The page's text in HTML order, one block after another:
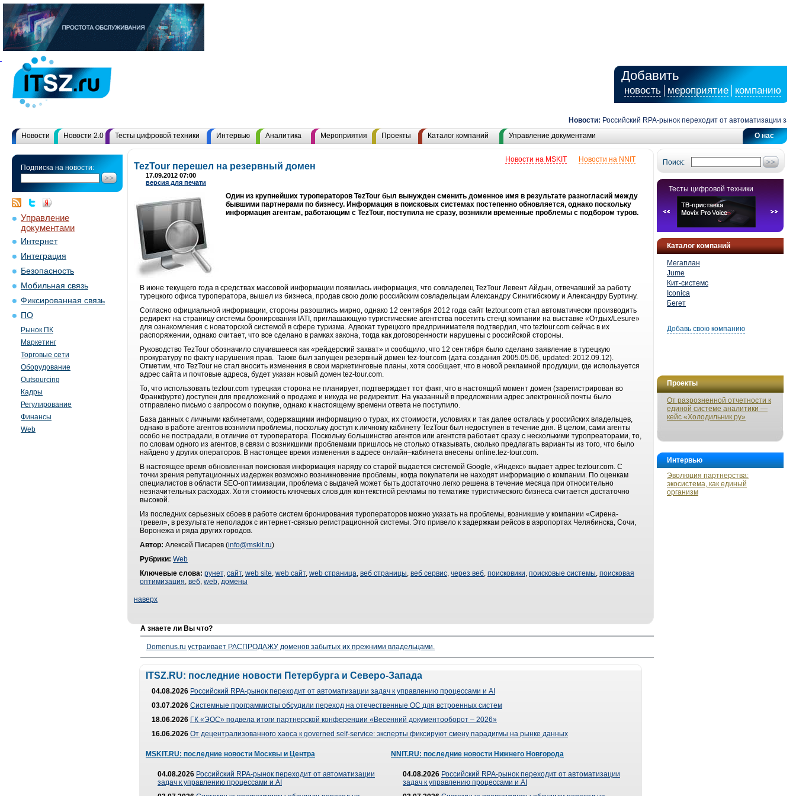
Добавить
новость мероприятие компанию
Новости: Российский RPA-рынок переходит от автоматизации
О нас
Новости Новости 2.0 Тесты цифровой техники Интервью Аналитика Мероприятия Проекты Каталог компаний Управление документами
Подписка на новости:
Управление
документами
Интернет
Интеграция
Безопасность
Мобильная связь
Фиксированная связь
ПО
Рынок ПК
Маркетинг
Торговые сети
Оборудование
Outsourcing
Кадры
Регулирование
Финансы
Web
Поиск:
Тесты цифровой техники
Каталог компаний
Мегаплан
Jume
Кит-системс
Iconica
Бегет
Добавь свою компанию
Проекты
От разрозненной отчетности к
единой системе аналитики —
кейс «Холодильник.ру»
Интервью
Эволюция партнерства:
экосистема, как единый
организм
Новости на NNIT
Новости на MSKIT
TezTour перешел на резервный домен
17.09.2012 07:00
версия для печати
Один из крупнейших туроператоров TezTour был вынужден сменить доменное имя в результате разногласий между
бывшими партнерами по бизнесу. Информация в поисковых системах постепенно обновляется, однако поскольку
информация агентам, работающим с TezTour, поступила не сразу, возникли временные проблемы с подбором туров.
В июне текущего года в средствах массовой информации появилась информация, что совладелец TezTour Левент Айдын, отвечавший за работу
турецкого офиса туроператора, вышел из бизнеса, продав свою долю российским совладельцам Александру Синигибскому и Александру Буртину.
Согласно официальной информации, стороны разошлись мирно, однако 12 сентября 2012 года сайт teztour.com стал автоматически производить
редирект на страницу системы бронирования IATI, приглашающую туристические агентства посетить стенд компании на выставке «Отдых/Lesure»
для ознакомления с новаторской системой в сфере туризма. Адвокат турецкого предпринимателя подтвердил, что teztour.com сейчас в их
распоряжении, однако считает, что все сделано в рамках закона, тогда как договоренности нарушены с российской стороны.
Руководство TezTour обозначило случившееся как «рейдерский захват» и сообщило, что 12 сентября было сделано заявление в турецкую
прокуратуру по факту нарушения прав. Также был запущен резервный домен tez-tour.com (дата создания 2005.05.06, updated: 2012.09.12).
Отметим, что TezTour не стал вносить изменения в свои маркетинговые планы, хотя сообщает, что в новой рекламной продукции, где используется
адрес сайта и почтовые адреса, будет указан новый домен tez-tour.com.
То, что использовать teztour.com турецкая сторона не планирует, подтверждает тот факт, что в настоящий момент домен (зарегистрирован во
Франкфурте) доступен для предложений о продаже и никуда не редиректит. На указанный в предложении адрес электронной почты было
отправлено письмо с запросом о покупке, однако к настоящему времени ответа не поступило.
База данных с личными кабинетами, содержащими информацию о турах, их стоимости, условиях и так далее осталась у российских владельцев,
однако в работе агентов возникли проблемы, поскольку доступ к личному кабинету TezTour был недоступен в течение дня. В целом, сами агенты
особо не пострадали, в отличие от туроператора. Поскольку большинство агентов или агентств работает сразу с несколькими туропреаторами, то,
по словам одного из агентов, в связи с возникшими проблемами пришлось не столько отказывать, сколько предлагать варианты из того, что было
найдено у других операторов. В настоящее время изменения в адресе онлайн–кабинета внесены online.tez-tour.com.
В настоящее время обновленная поисковая информация наряду со старой выдается системой Google, «Яндекс» выдает адрес teztour.com. С
точки зрения репутационных издержек возможно возникновение проблемы, когда покупатели не находят информацию о компании. По оценкам
специалистов в области SEO-оптимизации, проблема с выдачей может быть достаточно легко решена в течение месяца при относительно
незначительных расходах. Хотя стоимость ключевых слов для контекстной рекламы по тематике туристического бизнеса считается достаточно
высокой.
Из последних серьезных сбоев в работе систем бронирования туроператоров можно указать на проблемы, возникшие у компании «Сирена-
тревел», в результате неполадок с интернет-связью регистрационной системы. Это привело к задержкам рейсов в аэропортах Челябинска, Сочи,
Воронежа и ряда других городов.
Автор: Алексей Писарев (info@mskit.ru)
Рубрики: Web
Ключевые слова: рунет, сайт, web site, web сайт, web страница, веб страницы, веб сервис, через веб, поисковики, поисковые системы, поисковая
оптимизация, веб, web, домены
наверх
А знаете ли Вы что?
Domenus.ru устраивает РАСПРОДАЖУ доменов забытых их прежними владельцами.
ITSZ.RU: последние новости Петербурга и Северо-Запада
04.08.2026 Российский RPA-рынок переходит от автоматизации задач к управлению процессами и AI
03.07.2026 Системные программисты обсудили переход на отечественные ОС для встроенных систем
18.06.2026 ГК «ЭОС» подвела итоги партнерской конференции «Весенний документооборот – 2026»
16.06.2026 От децентрализованного хаоса к governed self-service: эксперты фиксируют смену парадигмы на рынке данных
MSKIT.RU: последние новости Москвы и Центра
04.08.2026 Российский RPA-рынок переходит от автоматизации
задач к управлению процессами и AI
NNIT.RU: последние новости Нижнего Новгорода
04.08.2026 Российский RPA-рынок переходит от автоматизации
задач к управлению процессами и AI